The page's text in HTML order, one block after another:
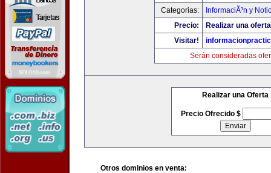
Categorias:
InformaciÃ³n y
Precio:
Realizar una
Visitar!
Serán consideradas
Realizar una Oferta
Precio Ofrecido $
Otros dominios en venta: